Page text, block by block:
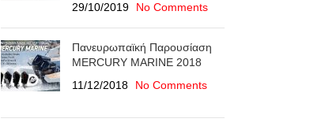
29/10/2019
No Comments
Πανευρωπαϊκή Παρουσίαση
ΜERCURY MARINE 2018
11/12/2018
No Comments